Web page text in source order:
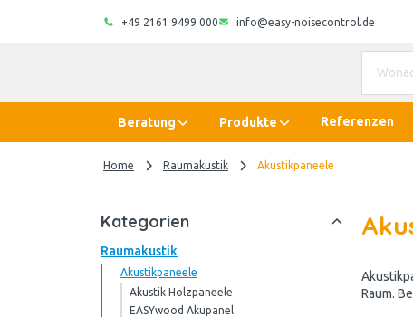
+49 2161 9499 000 info@easy-noisecontrol.de
Beratung Produkte Referenzen
Home Raumakustik Akustikpaneele
Kategorien
Raumakustik
Akustikpaneele
Akustik Holzpaneele
EASYwood Akupanel
Raum.